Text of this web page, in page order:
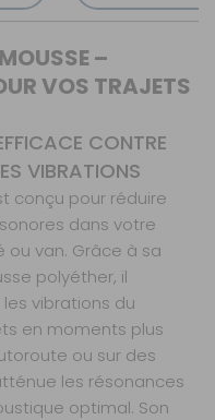
–
VOS TRAJETS
CONTRE
VIBRATIONS
conçu pour réduire
dans votre
van. Grâce à sa
polyéther, il
vibrations du
en moments plus
ou sur des
les résonances
optimal. Son